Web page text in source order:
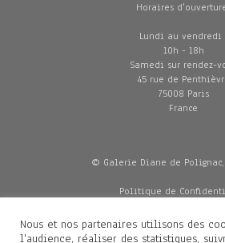
Horaires
Lundi au vendredi
10h - 18h
Samedi sur rendez-
45 rue de
75008 Paris
France
© Galerie Diane de Polignac,
Politique de
Mentions légales
Livraisons
Nous et nos partenaires utilisons des
l'audience, réaliser des statistiques,